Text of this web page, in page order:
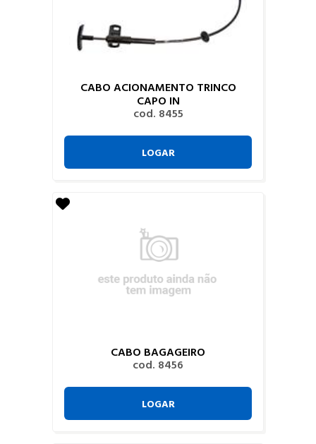
CABO ACIONAMENTO TRINCO
CAPO IN
cod. 8455
LOGAR
CABO BAGAGEIRO
cod. 8456
LOGAR